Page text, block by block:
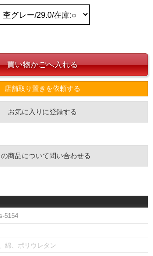
店舗取り置きを依頼する
お気に入りに登録する
の商品について問い合わせる
5154
綿、ポリウレタン